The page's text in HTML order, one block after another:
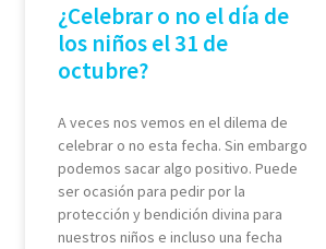
¿Celebrar o no el día de
los niños el 31 de
octubre?
A veces nos vemos en el dilema de
celebrar o no esta fecha. Sin embargo
podemos sacar algo positivo. Puede
ser ocasión para pedir por la
protección y bendición divina para
nuestros niños e incluso una fecha